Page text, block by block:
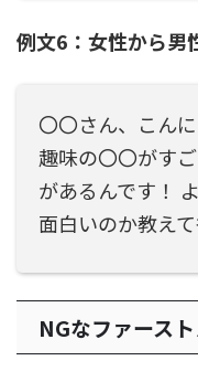
例文6：女性から男
〇〇さん、こん
趣味の〇〇がす
があるんです！
面白いのか教え
NGなファース